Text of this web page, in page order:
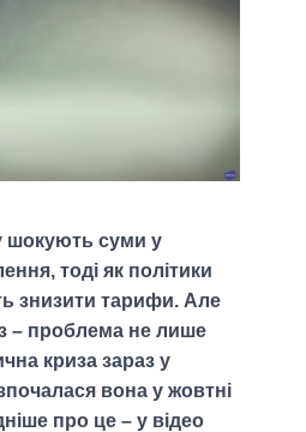
шокують суми у
тоді як політики
знизити тарифи. Але
– проблема не лише
криза зараз у
вона у жовтні
про це – у відео